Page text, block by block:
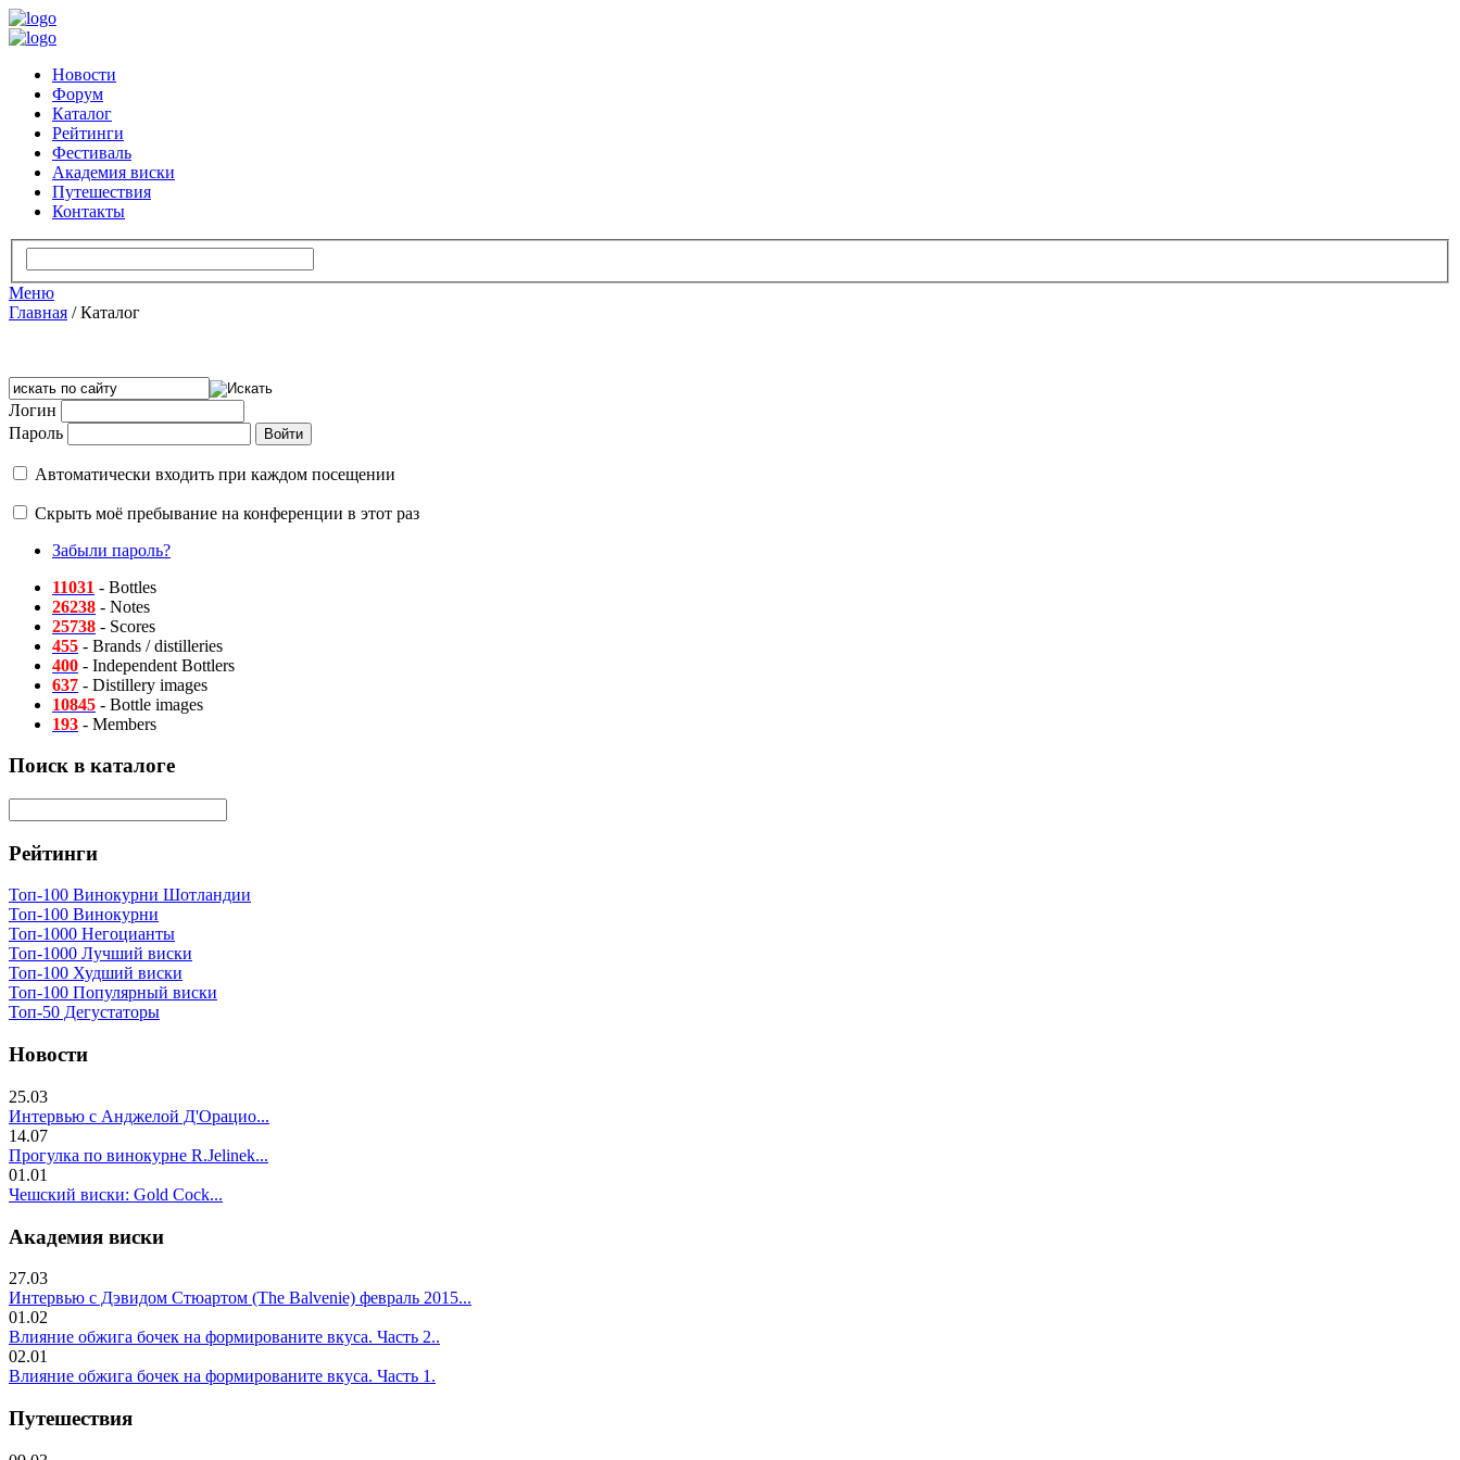
Новости
Форум
Каталог
Рейтинги
Фестиваль
Академия виски
Путешествия
Контакты
Меню
Главная /Каталог
Логин
Пароль
Автоматически входить при каждом посещении
Скрыть моё пребывание на конференции в этот раз
Забыли пароль?
11031 - Bottles
26238 - Notes
25738 - Scores
455 - Brands / distilleries
400 - Independent Bottlers
637 - Distillery images
10845 - Bottle images
193 - Members
Поиск в каталоге
Рейтинги
Топ-100 Винокурни Шотландии
Топ-100 Винокурни
Топ-1000 Негоцианты
Топ-1000 Лучший виски
Топ-100 Худший виски
Топ-100 Популярный виски
Топ-50 Дегустаторы
Новости
25.03
Интервью с Анджелой Д'Орацио...
14.07
Прогулка по винокурне R.Jelinek...
01.01
Чешский виски: Gold Cock...
Академия виски
27.03
Интервью с Дэвидом Стюартом (The Balvenie) февраль 2015...
01.02
Влияние обжига бочек на формированите вкуса. Часть 2..
02.01
Влияние обжига бочек на формированите вкуса. Часть 1.
Путешествия